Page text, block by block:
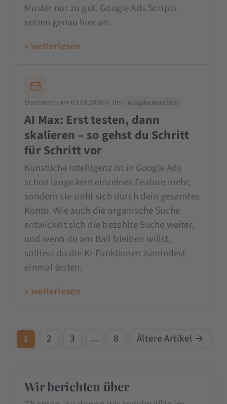
Muster nur zu gut. Google Ads Scripts
setzen genau hier an.
» weiterlesen
Erschienen am 03.03.2026 in der Ausgabe Mar I 2026
AI Max: Erst testen, dann
skalieren – so gehst du Schritt
für Schritt vor
Künstliche Intelligenz ist in Google Ads
schon lange kein einzelnes Feature mehr,
sondern sie sieht sich durch dein gesamtes
Konto. Wie auch die organische Suche
entwickelt sich die bezahlte Suche weiter,
und wenn du am Ball bleiben willst,
solltest du die KI-Funktionen zumindest
einmal testen.
» weiterlesen
1 2 3 … 8 Ältere Artikel →
Wir berichten über